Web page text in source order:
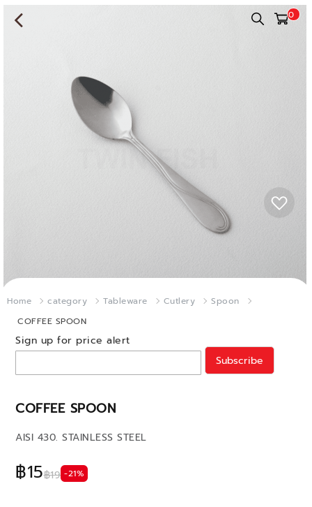
0
Home category Tableware Cutlery
Spoon
COFFEE SPOON
COFFEE SPOON
฿15฿19 -21%
AISI 430. STAINLESS STEEL
Sign up for price alert
Subscribe